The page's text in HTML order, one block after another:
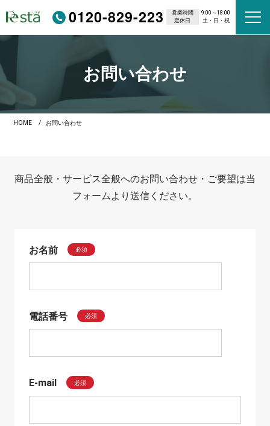
0120-829-223 営業時間
9:00～18:00
定休日
土・日・祝
お問い合わせ
HOME お問い合わせ
商品全般・サービス全般へのお問い合わせ・ご要望は当
フォームより送信ください。
お名前 必須
電話番号 必須
E-mail 必須